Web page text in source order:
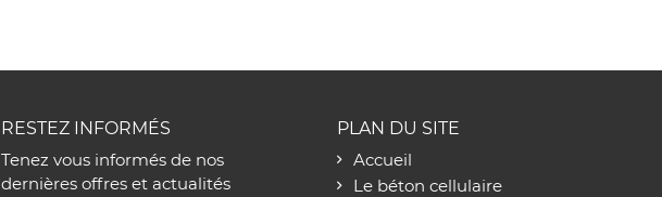
RESTEZ INFORMÉS
Tenez vous informés de nos
dernières offres et actualités
PLAN DU SITE
Accueil
Le béton cellulaire